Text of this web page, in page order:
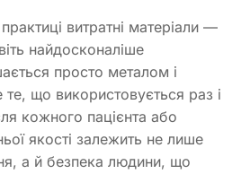
витратні матеріали —
найдосконаліше
просто металом і
що використовується раз і
кожного пацієнта або
якості залежить не лише
а й безпека людини, що